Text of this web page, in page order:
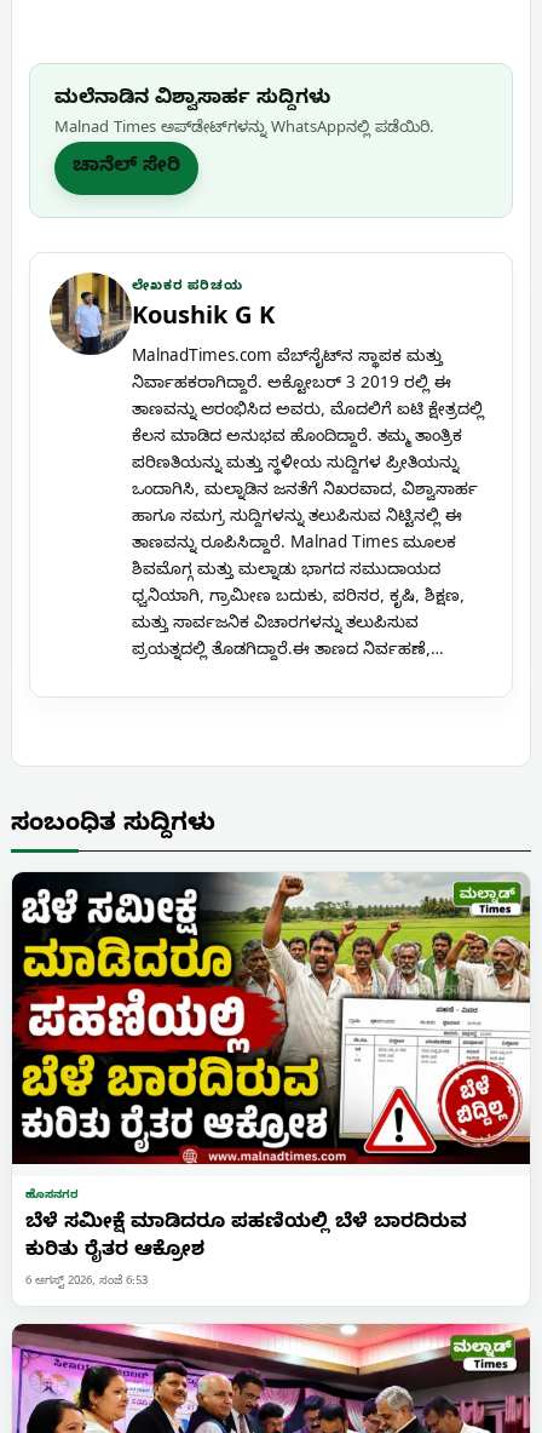
ಮಲೆನಾಡಿನ ವಿಶ್ವಾಸಾರ್ಹ ಸುದ್ದಿಗಳು
Malnad Times ಅಪ್‌ಡೇಟ್‌ಗಳನ್ನು WhatsApp‌ನಲ್ಲಿ ಪಡೆಯಿರಿ.
ಚಾನೆಲ್ ಸೇರಿ
ಲೇಖಕರ ಪರಿಚಯ
Koushik G K
MalnadTimes.com ವೆಬ್‌ಸೈಟ್‌ನ ಸ್ಥಾಪಕ ಮತ್ತು
ನಿರ್ವಾಹಕರಾಗಿದ್ದಾರೆ. ಅಕ್ಟೋಬರ್ 3 2019 ರಲ್ಲಿ ಈ
ತಾಣವನ್ನು ಆರಂಭಿಸಿದ ಅವರು, ಮೊದಲಿಗೆ ಐಟಿ ಕ್ಷೇತ್ರದಲ್ಲಿ
ಕೆಲಸ ಮಾಡಿದ ಅನುಭವ ಹೊಂದಿದ್ದಾರೆ. ತಮ್ಮ ತಾಂತ್ರಿಕ
ಪರಿಣತಿಯನ್ನು ಮತ್ತು ಸ್ಥಳೀಯ ಸುದ್ದಿಗಳ ಪ್ರೀತಿಯನ್ನು
ಒಂದಾಗಿಸಿ, ಮಲ್ನಾಡಿನ ಜನತೆಗೆ ನಿಖರವಾದ, ವಿಶ್ವಾಸಾರ್ಹ
ಹಾಗೂ ಸಮಗ್ರ ಸುದ್ದಿಗಳನ್ನು ತಲುಪಿಸುವ ನಿಟ್ಟಿನಲ್ಲಿ ಈ
ತಾಣವನ್ನು ರೂಪಿಸಿದ್ದಾರೆ. Malnad Times ಮೂಲಕ
ಶಿವಮೊಗ್ಗ ಮತ್ತು ಮಲ್ನಾಡು ಭಾಗದ ಸಮುದಾಯದ
ಧ್ವನಿಯಾಗಿ, ಗ್ರಾಮೀಣ ಬದುಕು, ಪರಿಸರ, ಕೃಷಿ, ಶಿಕ್ಷಣ,
ಮತ್ತು ಸಾರ್ವಜನಿಕ ವಿಚಾರಗಳನ್ನು ತಲುಪಿಸುವ
ಪ್ರಯತ್ನದಲ್ಲಿ ತೊಡಗಿದ್ದಾರೆ.ಈ ತಾಣದ ನಿರ್ವಹಣೆ,…
ಸಂಬಂಧಿತ ಸುದ್ದಿಗಳು
ಹೊಸನಗರ
ಬೆಳೆ ಸಮೀಕ್ಷೆ ಮಾಡಿದರೂ ಪಹಣಿಯಲ್ಲಿ ಬೆಳೆ ಬಾರದಿರುವ
ಕುರಿತು ರೈತರ ಆಕ್ರೋಶ
6 ಆಗಸ್ಟ್ 2026, ಸಂಜೆ 6:53